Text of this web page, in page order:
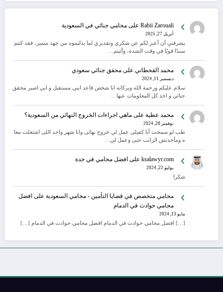
Rabii Zarouali على محامي جنائي في السعودية
أبريل 27, 2025
يشرفني أن أعبر لكم عن شكري وتقديري لما بذلتموه من جهد متميز، فقد كنتم
سندًا قويًا في وقت الشدة، وأثبتم…
محمد القحطاني على محقق جنائي سعودي
ديسمبر 11, 2024
سلام عليكم ورحمة الله وبركاته انا شخص قاعد ابني مستقبل و ابي اصير محقق
جنائي و اخذ كل المعلومات عنها…
محمد عطية على ماهي اجراءات الخروج النهائي من السعودية؟
نوفمبر 28, 2024
طب لو سمحت أنا كفيلى عمل لي خروج نهائى وانا شهر واحد اللى اشتغلت معا
ه ومأخدتش الراتب حتى وعمل لي…
ksalawyr.com على افضل محامي في جدة
يوليو 22, 2024
شكرا
محامي متخصص في قضايا التأمين - محامي السعودية على افضل
محامي حوادث في الدمام
مايو 13, 2024
[…] افضل محامي حوادث في الدمام افضل محامي حوادث في الدمام […]